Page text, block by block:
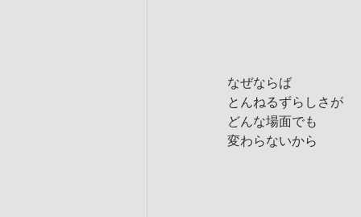
なぜならば
とんねるずらしさが
どんな場面でも
変わらないから